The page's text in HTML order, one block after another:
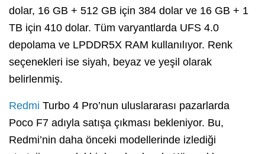
dolar, 16 GB + 512 GB için 384 dolar ve 16 GB + 1
TB için 410 dolar. Tüm varyantlarda UFS 4.0
depolama ve LPDDR5X RAM kullanılıyor. Renk
seçenekleri ise siyah, beyaz ve yeşil olarak
belirlenmiş.
Redmi Turbo 4 Pro’nun uluslararası pazarlarda
Poco F7 adıyla satışa çıkması bekleniyor. Bu,
Redmi’nin daha önceki modellerinde izlediği